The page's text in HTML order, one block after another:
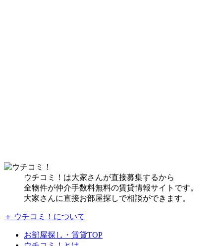
ウチコミ！は大家さんが直接募集するから
全物件が仲介手数料無料の賃貸情報サイトです。
大家さんに直接お部屋探しで相談ができます。
＋ ウチコミ！について
お部屋探し・賃貸TOP